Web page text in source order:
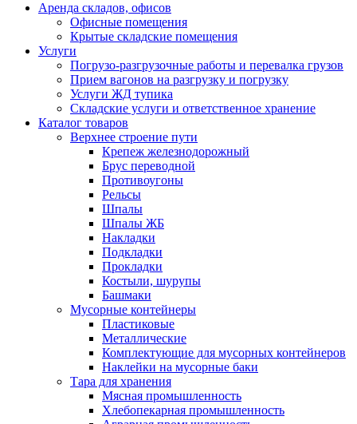
Аренда складов, офисов
Офисные помещения
Крытые складские помещения
Услуги
Погрузо-разгрузочные работы и перевалка грузов
Прием вагонов на разгрузку и погрузку
Услуги ЖД тупика
Складские услуги и ответственное хранение
Каталог товаров
Верхнее строение пути
Крепеж железнодорожный
Брус переводной
Противоугоны
Рельсы
Шпалы
Шпалы ЖБ
Накладки
Подкладки
Прокладки
Костыли, шурупы
Башмаки
Мусорные контейнеры
Пластиковые
Металлические
Комплектующие для мусорных контейнеров
Наклейки на мусорные баки
Тара для хранения
Мясная промышленность
Хлебопекарная промышленность